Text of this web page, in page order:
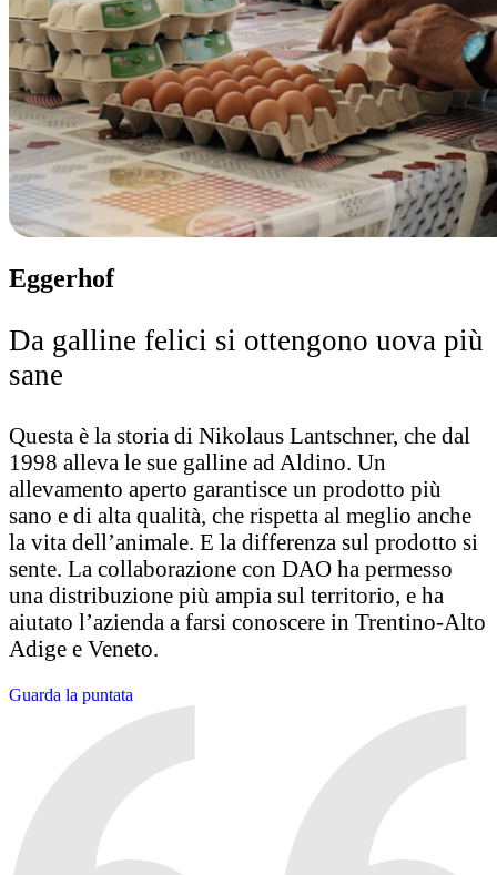
Eggerhof
Da galline felici si ottengono uova più
sane
Questa è la storia di Nikolaus Lantschner, che dal
1998 alleva le sue galline ad Aldino. Un
allevamento aperto garantisce un prodotto più
sano e di alta qualità, che rispetta al meglio anche
la vita dell’animale. E la differenza sul prodotto si
sente. La collaborazione con DAO ha permesso
una distribuzione più ampia sul territorio, e ha
aiutato l’azienda a farsi conoscere in Trentino-Alto
Adige e Veneto.
Guarda la puntata